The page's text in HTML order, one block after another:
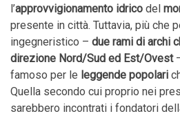
l’approvvigionamento idrico del
presente in città. Tuttavia, più che
ingegneristico – due rami di archi
direzione Nord/Sud ed Est/Ovest
famoso per le leggende popolari
Quella secondo cui proprio nei
sarebbero incontrati i fondatori